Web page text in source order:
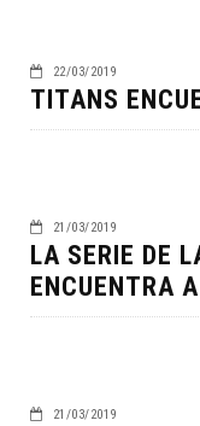
22/03/2019
TITANS
21/03/2019
LA SERIE DE
ENCUENTRA
21/03/2019